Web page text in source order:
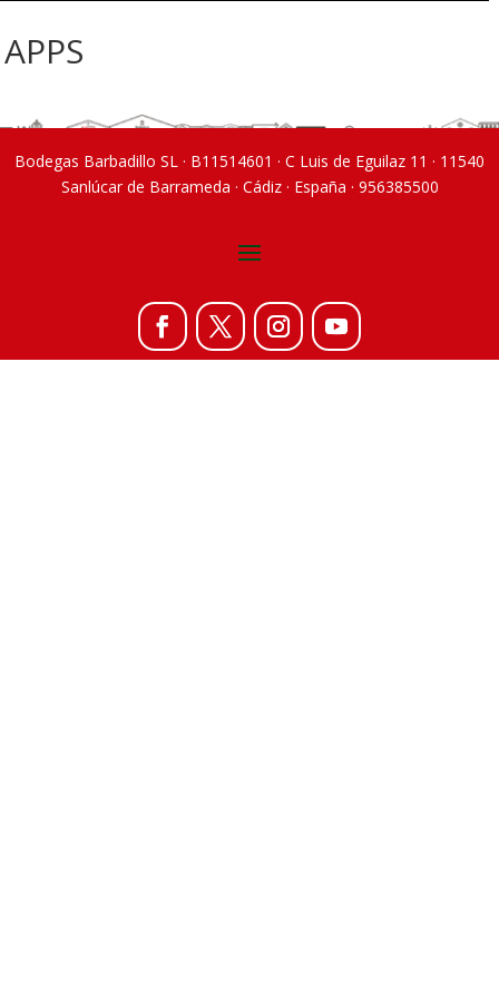
APPS
Bodegas Barbadillo SL · B11514601 · C Luis de Eguilaz 11 · 11540
Sanlúcar de Barrameda · Cádiz · España · 956385500